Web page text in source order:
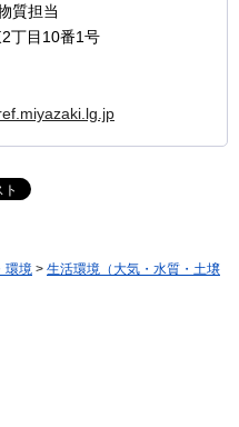
質担当
丁目10番1号
環境 > 生活環境（大気・水質・土壌